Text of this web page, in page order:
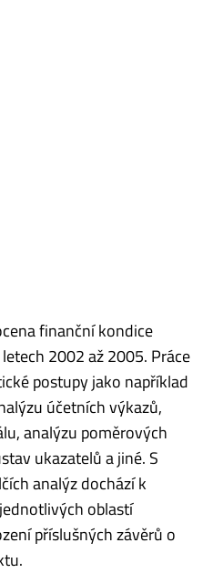
finanční kondice
2002 až 2005. Práce
postupy jako například
účetních výkazů,
analýzu poměrových
ukazatelů a jiné. S
analýz dochází k
oblastí
příslušných závěrů o